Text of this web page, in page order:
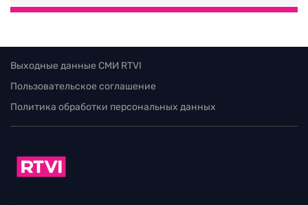
Выходные данные СМИ RTVI
Пользовательское соглашение
Политика обработки персональных данных